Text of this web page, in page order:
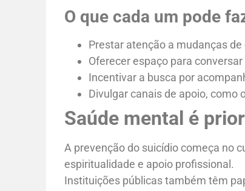
O que cada um pode
Prestar atenção a mudanças
Oferecer espaço para
Incentivar a busca por
Divulgar canais de apoio, como
Saúde mental é
A prevenção do suicídio começa no
espiritualidade e apoio profissional.
Instituições públicas também têm